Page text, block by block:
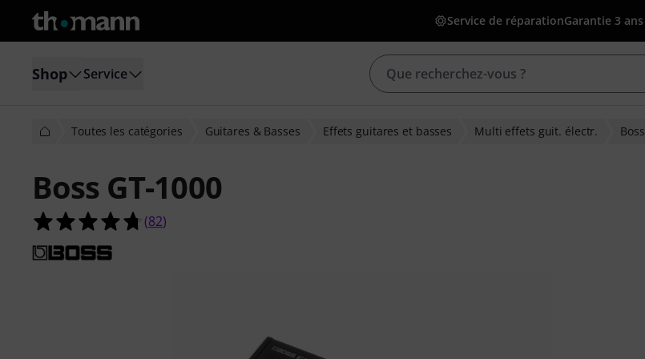
Service de réparationGarantie 3 ans
Shop Service
Toutes les catégories Guitares & Basses Effets guitares et basses Multi effets guit. électr. Boss
Boss GT-1000
4.7 étoiles sur 5 d'après 82 évaluations clients
(82)